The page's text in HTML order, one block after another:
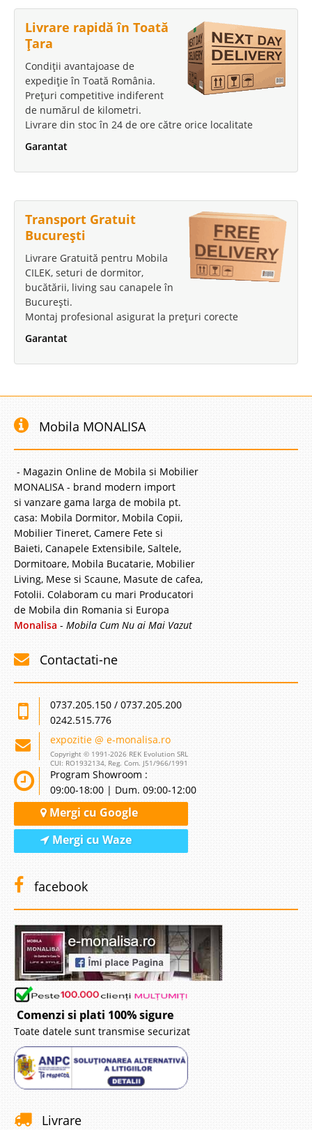
Livrare rapidă în Toată
Țara
Condiții avantajoase de
expediție în Toată România.
Prețuri competitive indiferent
de numărul de kilometri.
Livrare din stoc în 24 de ore către orice localitate
Garantat
Transport Gratuit
București
Livrare Gratuită pentru Mobila
CILEK, seturi de dormitor,
bucătării, living sau canapele în
București.
Montaj profesional asigurat la prețuri corecte
Garantat
Mobila MONALISA
- Magazin Online de Mobila si Mobilier
MONALISA - brand modern import
si vanzare gama larga de mobila pt.
casa: Mobila Dormitor, Mobila Copii,
Mobilier Tineret, Camere Fete si
Baieti, Canapele Extensibile, Saltele,
Dormitoare, Mobila Bucatarie, Mobilier
Living, Mese si Scaune, Masute de cafea,
Fotolii. Colaboram cu mari Producatori
de Mobila din Romania si Europa
Monalisa - Mobila Cum Nu ai Mai Vazut
Contactati-ne
0737.205.150 / 0737.205.200
0242.515.776
expozitie @ e-monalisa.ro
Copyright © 1991-2026 REK Evolution SRL
CUI: RO1932134, Reg. Com. J51/966/1991
Program Showroom :
09:00-18:00 | Dum. 09:00-12:00
Mergi cu Google
Mergi cu Waze
facebook
Comenzi si plati 100% sigure
Toate datele sunt transmise securizat
Livrare